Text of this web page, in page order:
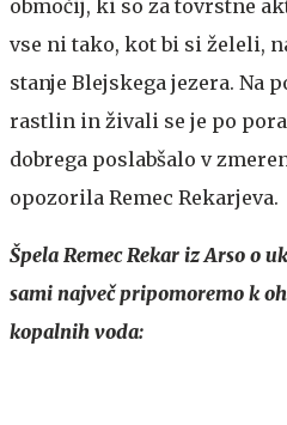
območij, ki so za tovrstne
vse ni tako, kot bi si želeli,
stanje Blejskega jezera. Na
rastlin in živali se je po
dobrega poslabšalo v
opozorila Remec Rekarjeva.
Špela Remec Rekar iz Arso o
sami največ pripomoremo k
kopalnih voda: